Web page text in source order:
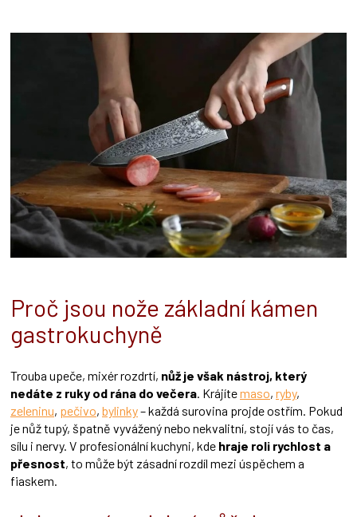
Proč jsou nože základní kámen
gastrokuchyně
Trouba upeče, mixér rozdrtí, nůž je však nástroj, který
nedáte z ruky od rána do večera. Krájítemaso, ryby,
zeleninu, pečivo, bylinky– každá surovina projde ostřím. Pokud
je nůž tupý, špatně vyvážený nebo nekvalitní, stojí vás to čas,
sílu i nervy. V profesionální kuchyni, kde hraje roli rychlost a
přesnost, to může být zásadní rozdíl mezi úspěchem a
fiaskem.